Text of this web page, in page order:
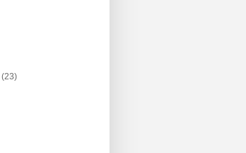
(23)